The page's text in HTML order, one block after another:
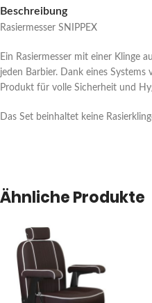
Beschreibung
Rasiermesser SNIPPEX
Ein Rasiermesser mit einer Klinge
jeden Barbier. Dank eines
Produkt für volle Sicherheit und
Das Set beinhaltet keine
Ähnliche Produkte